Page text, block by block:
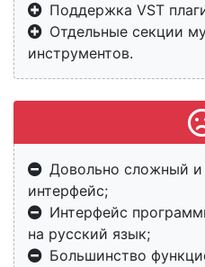
Поддержка VST
Отдельные секции
инструментов.
Довольно сложный
интерфейс;
Интерфейс
на русский язык;
Большинство